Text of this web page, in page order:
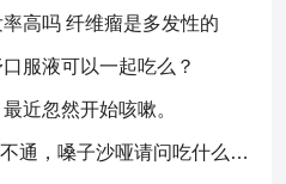
高吗 纤维瘤是多发性的
服液可以一起吃么？
近忽然开始咳嗽。
你好，鼻炎犯了，鼻子不通，嗓子沙哑请问吃什么药比较好？